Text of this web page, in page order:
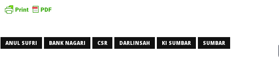
ANUL SUFRI BANK NAGARI CSR DARLINSAH KI SUMBAR SUMBAR